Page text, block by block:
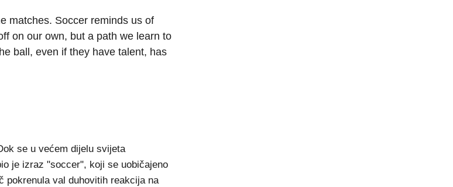
matches. Soccer reminds us of
on our own, but a path we learn to
ball, even if they have talent, has
se u većem dijelu svijeta
je izraz "soccer", koji se uobičajeno
pokrenula val duhovitih reakcija na